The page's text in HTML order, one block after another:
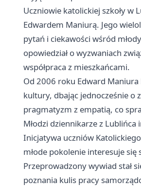
Uczniowie katolickiej szkoły
Edwardem Maniurą. Jego
pytań i ciekawości wśród
opowiedział o wyzwaniach
współpraca z mieszkańcami.
Od 2006 roku Edward
kultury, dbając jednocześnie o
pragmatyzm z empatią, co
Młodzi dziennikarze z
Inicjatywa uczniów
młode pokolenie interesuje
Przeprowadzony wywiad stał
poznania kulis pracy